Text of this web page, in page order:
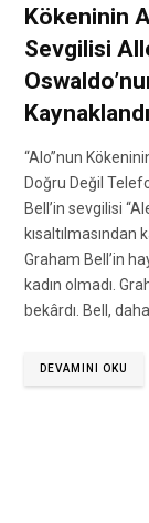
Kökeninin
Sevgilisi
“Alo”nun
Doğru Değil
Bell’in sevgilisi
kısaltılmasından
Graham Bell’in
kadın olmadı.
bekârdı. Bell,
DEVAMINI OKU